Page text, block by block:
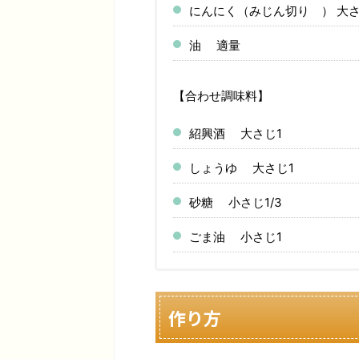
にんにく（みじん切り ） 大
油 適量
【合わせ調味料】
紹興酒 大さじ1
しょうゆ 大さじ1
砂糖 小さじ1/3
ごま油 小さじ1
作り方